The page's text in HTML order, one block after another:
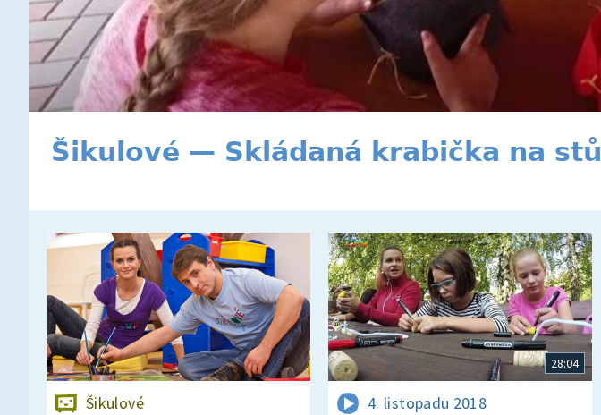
Šikulové — Skládaná krabička na stůl
Šikulové
28:04
4. listopadu 2018